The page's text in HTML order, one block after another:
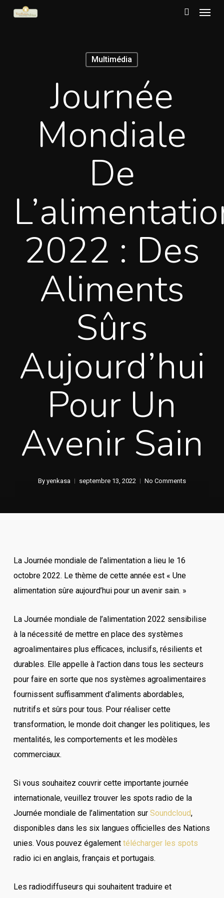
Skip
Multimédia
Journée
Mondiale
De
2022 : Des
Aliments
Sûrs
Aujourd’hui
Pour Un
Avenir Sain
By yenkasa septembre 13, 2022 No Comments
La Journée mondiale de l’alimentation a lieu le 16
octobre 2022. Le thème de cette année est « Une
alimentation sûre aujourd’hui pour un avenir sain. »
La Journée mondiale de l’alimentation 2022 sensibilise
à la nécessité de mettre en place des systèmes
agroalimentaires plus efficaces, inclusifs, résilients et
durables. Elle appelle à l’action dans tous les secteurs
pour faire en sorte que nos systèmes agroalimentaires
fournissent suffisamment d’aliments abordables,
nutritifs et sûrs pour tous. Pour réaliser cette
transformation, le monde doit changer les politiques, les
mentalités, les comportements et les modèles
commerciaux.
Si vous souhaitez couvrir cette importante journée
internationale, veuillez trouver les spots radio de la
Journée mondiale de l’alimentation sur Soundcloud,
disponibles dans les six langues officielles des Nations
unies. Vous pouvez également télécharger les spots
radio ici en anglais, français et portugais.
Les radiodiffuseurs qui souhaitent traduire et